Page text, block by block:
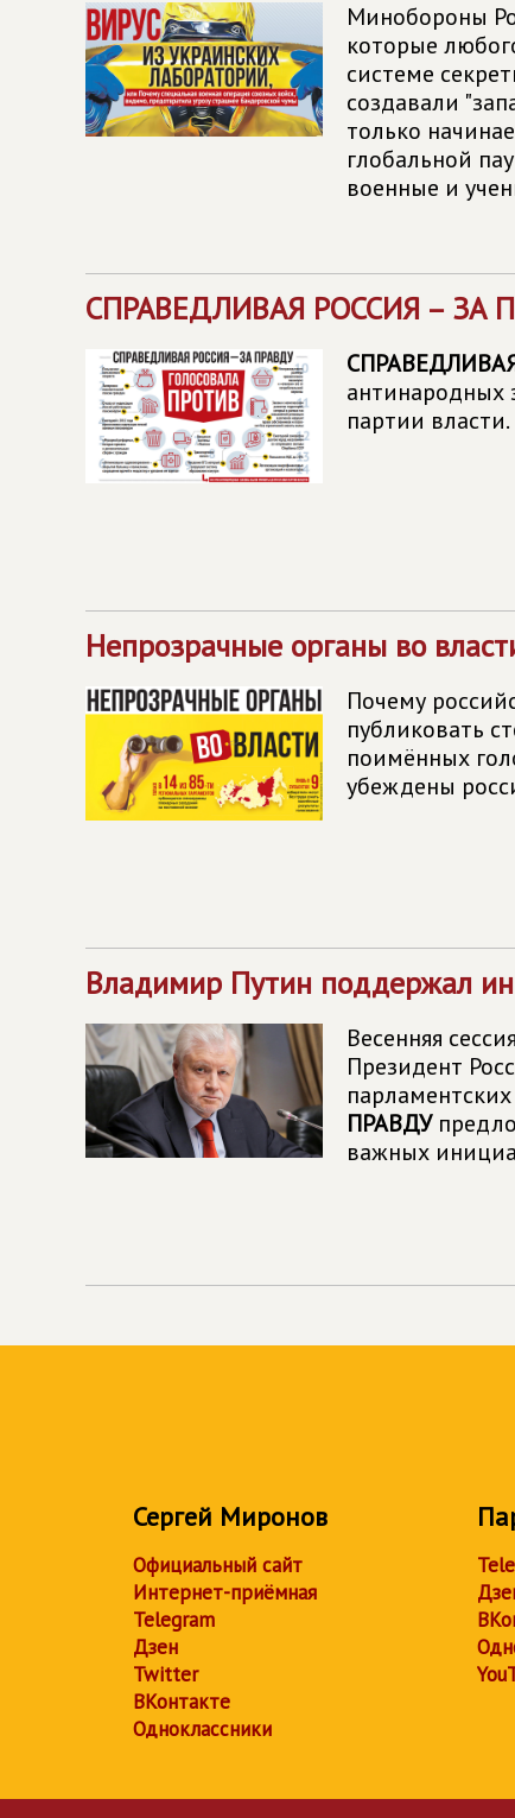
Минобороны
которые
системе
создавали
только
глобальной
военные и
СПРАВЕДЛИВАЯ РОССИЯ – ЗА
антинародных
партии власти.
Непрозрачные органы во
Почему
публиковать
поимённых
убеждены
Владимир Путин поддержал
Весенняя
Президент
ПРАВДУ
важных
Сергей Миронов
Официальный сайт
Интернет-приёмная
Telegram
Дзен
Twitter
ВКонтакте
Одноклассники